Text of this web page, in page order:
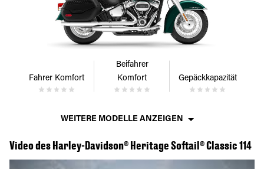
Fahrer Komfort
Beifahrer
Komfort
Gepäckkapazität
WEITERE MODELLE ANZEIGEN
Video des Harley-Davidson® Heritage Softail® Classic 114